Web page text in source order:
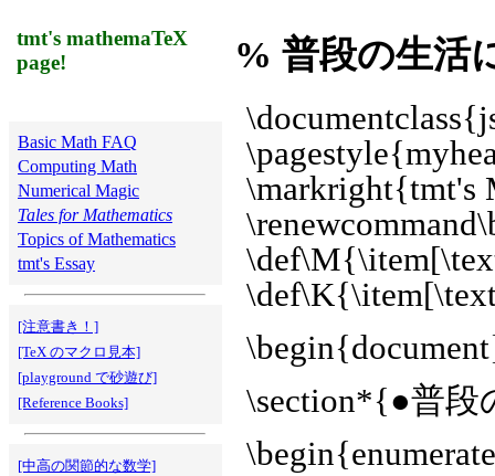
% 普段の生活
\markright{tmt's
\section*{●普段
tmt's mathemaTeX
page!
Basic Math FAQ
Computing Math
Numerical Magic
Tales for Mathematics
Topics of Mathematics
tmt's Essay
[注意書き！]
[TeX のマクロ見本]
[playground で砂遊び]
[Reference Books]
[中高の関節的な数学]